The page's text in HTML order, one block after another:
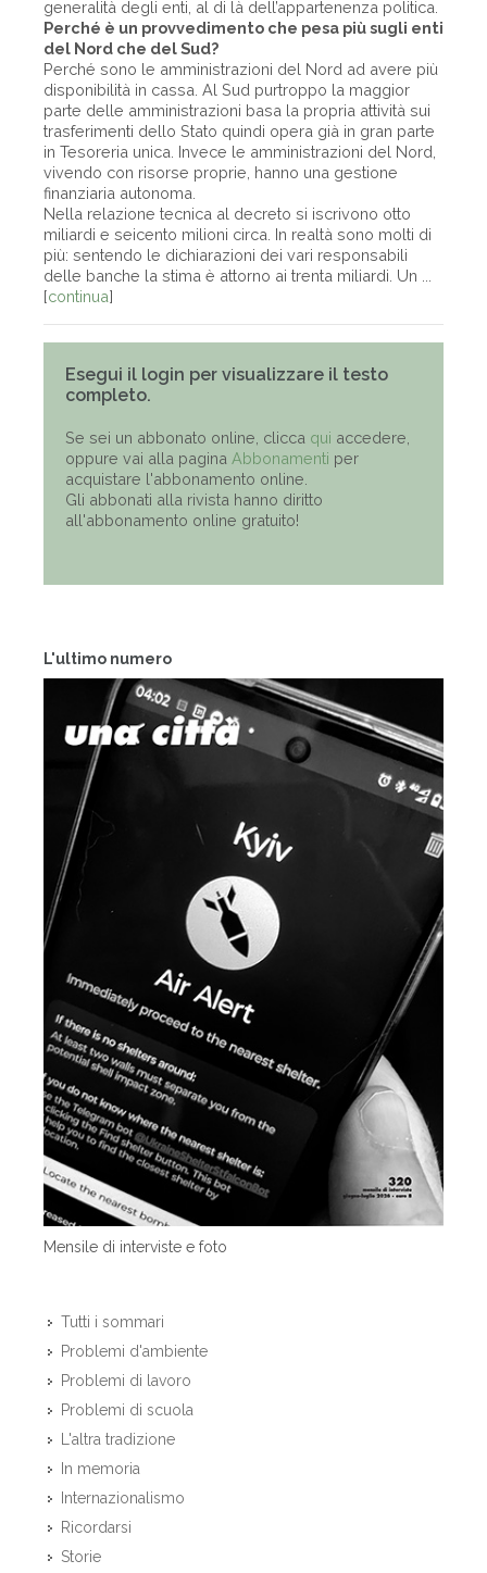
L'ultimo numero
Mensile di interviste e foto
Tutti i sommari
Problemi d'ambiente
Problemi di lavoro
Problemi di scuola
L'altra tradizione
In memoria
Internazionalismo
Ricordarsi
Storie
generalità degli enti, al di là dell’appartenenza politica.
Perché è un provvedimento che pesa più sugli enti
del Nord che del Sud?
Perché sono le amministrazioni del Nord ad avere più
disponibilità in cassa. Al Sud purtroppo la maggior
parte delle amministrazioni basa la propria attività sui
trasferimenti dello Stato quindi opera già in gran parte
in Tesoreria unica. Invece le amministrazioni del Nord,
vivendo con risorse proprie, hanno una gestione
finanziaria autonoma.
Nella relazione tecnica al decreto si iscrivono otto
miliardi e seicento milioni circa. In realtà sono molti di
più: sentendo le dichiarazioni dei vari responsabili
delle banche la stima è attorno ai trenta miliardi. Un ...
[continua]
Esegui il login per visualizzare il testo
completo.
Se sei un abbonato online, clicca qui accedere,
oppure vai alla pagina Abbonamenti per
acquistare l'abbonamento online.
Gli abbonati alla rivista hanno diritto
all'abbonamento online gratuito!